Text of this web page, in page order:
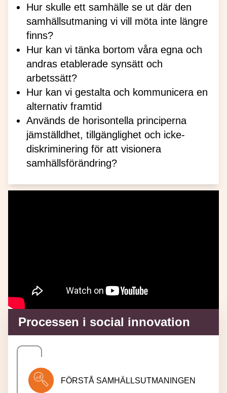
Hur skulle ett samhälle se ut där den
samhällsutmaning vi vill möta inte längre
finns?
Hur kan vi tänka bortom våra egna och
andras etablerade synsätt och
arbetssätt?
Hur kan vi gestalta och kommunicera en
alternativ framtid
Används de horisontella principerna
jämställdhet, tillgänglighet och icke-
diskriminering för att visionera
samhällsförändring?
Processen i social innovation
FÖRSTÅ SAMHÄLLSUTMANINGEN